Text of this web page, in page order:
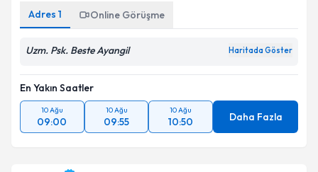
Adres 1 Online Görüşme
Uzm. Psk. Beste Ayangil Haritada Göster
En Yakın Saatler
10 Ağu
09:00
10 Ağu
09:55
10 Ağu
10:50 Daha Fazla